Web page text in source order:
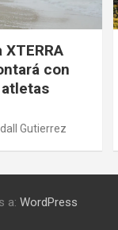
con
Gutierrez
a: WordPress